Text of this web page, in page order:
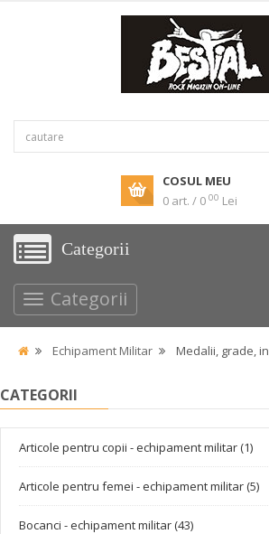
COSUL MEU
0 art. / 0 00 Lei
Categorii
Categorii
Echipament Militar Medalii, grade,
CATEGORII
Articole pentru copii - echipament militar (1)
Articole pentru femei - echipament militar (5)
Bocanci - echipament militar (43)